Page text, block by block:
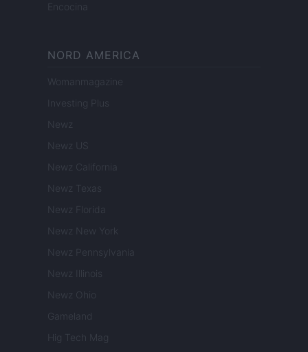
Encocina
NORD AMERICA
Womanmagazine
Investing Plus
Newz
Newz US
Newz California
Newz Texas
Newz Florida
Newz New York
Newz Pennsylvania
Newz Illinois
Newz Ohio
Gameland
Hig Tech Mag